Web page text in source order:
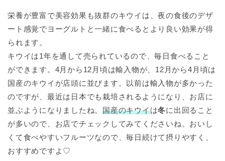
栄養が豊富で美容効果も抜群のキウイは、夜の食後のデザ
ート感覚でヨーグルトと一緒に食べるとより良い効果が得
られます。
キウイは1年を通して売られているので、毎日食べること
ができます。4月から12月頃は輸入物が、12月から4月頃は
国産のキウイが店頭に並びます。以前は輸入物が多かった
のですが、最近は日本でも栽培されるようになり、お店に
並ぶようになりましたね。国産のキウイは冬に出回ること
が多いので、お店でチェックしてみてくださいね。おいし
くて食べやすいフルーツなので、毎日続けて摂りやすく、
おすすめですよ♡